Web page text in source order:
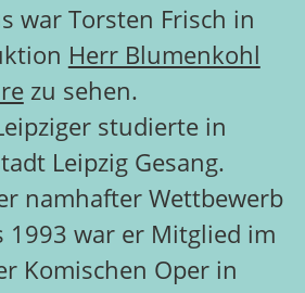
war Torsten Frisch in
Herr Blumenkohl
zu sehen.
studierte in
Leipzig Gesang.
namhafter Wettbewerb
1993 war er Mitglied im
Komischen Oper in